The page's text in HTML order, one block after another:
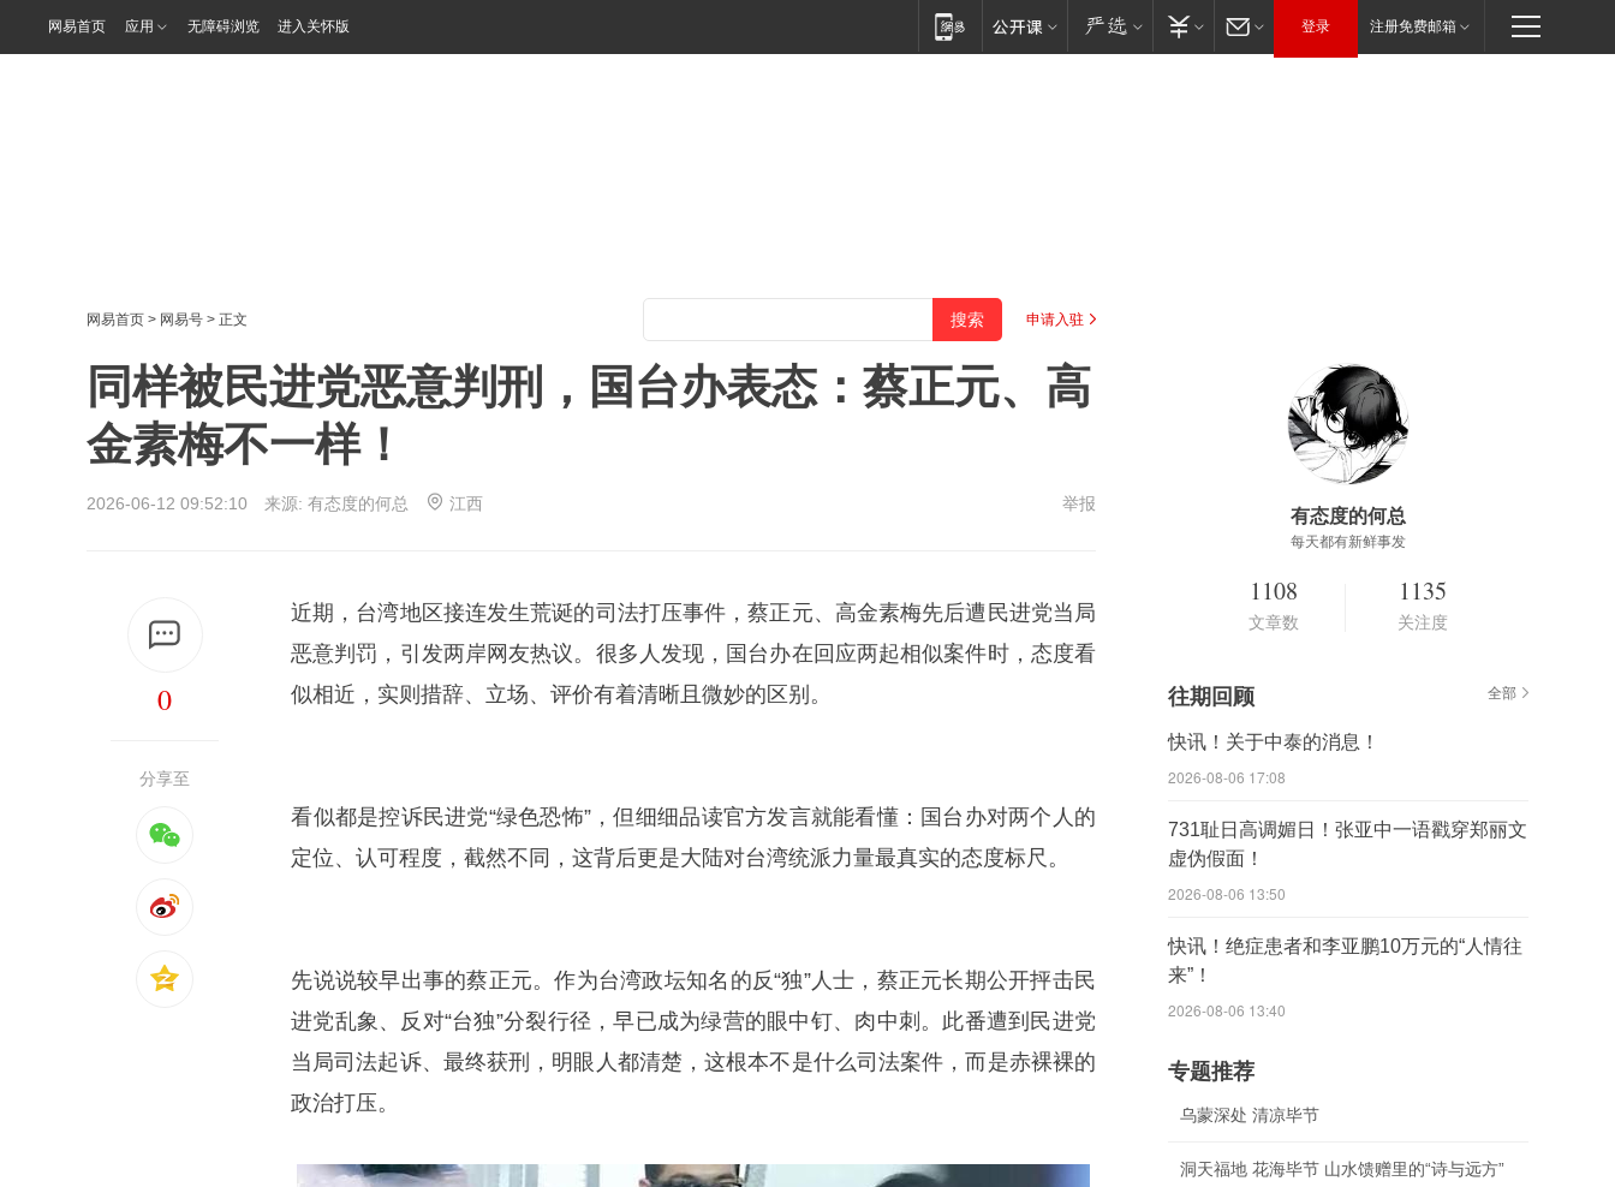
网易首页 应用 无障碍浏览 进入关怀版 登录 注册免费邮箱
网易首页 > 网易号 > 正文 申请入驻
同样被民进党恶意判刑，国台办表态：蔡正元、高
金素梅不一样！
2026-06-12 09:52:10 来源: 有态度的何总 江西 举报
0
分享至
近期，台湾地区接连发生荒诞的司法打压事件，蔡正元、高金素梅先后遭民进党当局
恶意判罚，引发两岸网友热议。很多人发现，国台办在回应两起相似案件时，态度看
似相近，实则措辞、立场、评价有着清晰且微妙的区别。
​​看似都是控诉民进党“绿色恐怖”，但细细品读官方发言就能看懂：国台办对两个人的
定位、认可程度，截然不同，这背后更是大陆对台湾统派力量最真实的态度标尺。
​​先说说较早出事的蔡正元。作为台湾政坛知名的反“独”人士，蔡正元长期公开抨击民
进党乱象、反对“台独”分裂行径，早已成为绿营的眼中钉、肉中刺。此番遭到民进党
当局司法起诉、最终获刑，明眼人都清楚，这根本不是什么司法案件，而是赤裸裸的
政治打压。
有态度的何总
每天都有新鲜事发
1108
文章数
1135
关注度
往期回顾 全部
快讯！关于中泰的消息！
2026-08-06 17:08
731耻日高调媚日！张亚中一语戳穿郑丽文
虚伪假面！
2026-08-06 13:50
快讯！绝症患者和李亚鹏10万元的“人情往
来”！
2026-08-06 13:40
专题推荐
乌蒙深处 清凉毕节
洞天福地 花海毕节 山水馈赠里的“诗与远方”